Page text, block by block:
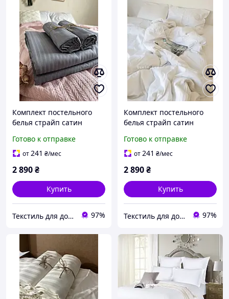
Комплект постельного
белья страйп сатин
Готово к отправке
от241 ₴/мес
2 890₴
Купить
Текстиль для дома Zeintex (ФОП Опришко Яна Гафильевна) 97%
Комплект постельного
белья страйп сатин
Готово к отправке
от241 ₴/мес
2 890₴
Купить
Текстиль для дома Zeintex (ФОП Опришко Яна Гафильевна) 97%